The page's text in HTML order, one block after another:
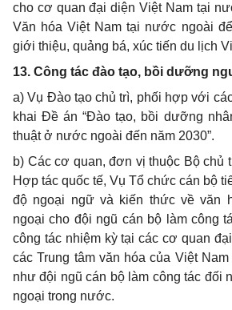
cho cơ quan đại diện Việt Nam tại
Văn hóa Việt Nam tại nước ngoài
giới thiệu, quảng bá, xúc tiến du lịch
13. Công tác đào tạo, bồi dưỡng
a) Vụ Đào tạo chủ trì, phối hợp với
khai Đề án “Đào tạo, bồi dưỡng
thuật ở nước ngoài đến năm 2030”.
b) Các cơ quan, đơn vị thuộc Bộ chủ
Hợp tác quốc tế, Vụ Tổ chức cán bộ
độ ngoại ngữ và kiến thức về văn
ngoại cho đội ngũ cán bộ làm công
công tác nhiệm kỳ tại các cơ quan
các Trung tâm văn hóa của Việt
như đội ngũ cán bộ làm công tác đối
ngoại trong nước.